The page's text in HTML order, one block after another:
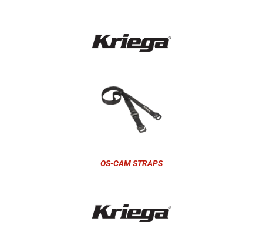
OS-CAM STRAPS